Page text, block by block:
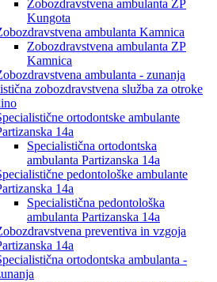
Zobozdravstvena ambulanta ZP
Kungota
ambulanta Kamnica
Zobozdravstvena ambulanta ZP
Kamnica
ambulanta - zunanja
zobozdravstvena služba za otroke
ortodontske ambulante
14a
Specialistična ortodontska
ambulanta Partizanska 14a
pedontološke ambulante
14a
Specialistična pedontološka
ambulanta Partizanska 14a
preventiva in vzgoja
14a
ortodontska ambulanta -